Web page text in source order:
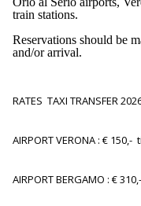
train stations.
Reservations should be
and/or arrival.
RATES TAXI TRANSFER
AIRPORT VERONA : €
AIRPORT BERGAMO : €